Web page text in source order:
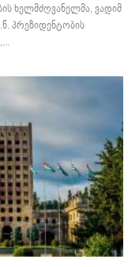
ხელმძღვანელმა, ვადიმ
პრეზიდენტობის